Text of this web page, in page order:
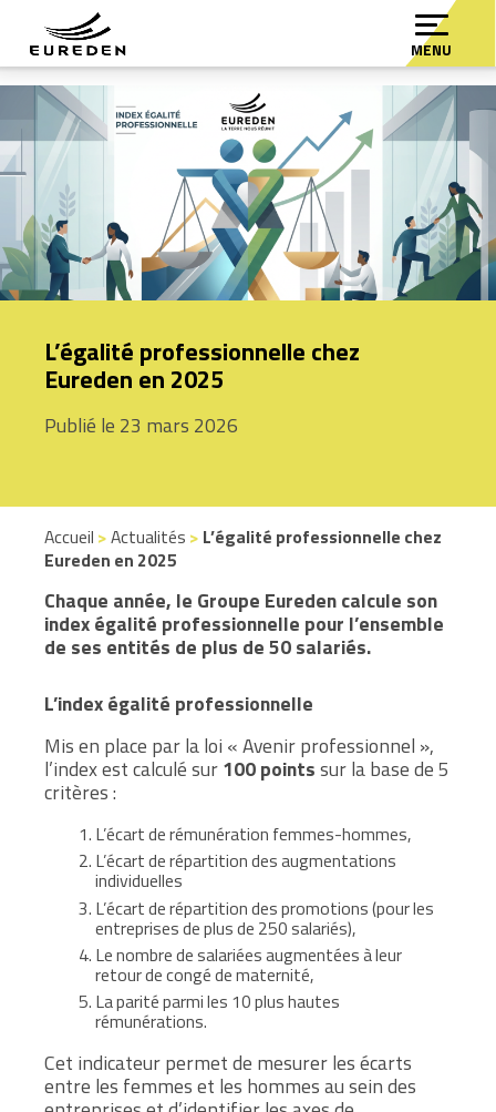
MENU
L’égalité professionnelle chez
Eureden en 2025
Publié le 23 mars 2026
Accueil >Actualités > L’égalité professionnelle chez
Eureden en 2025
Chaque année, le Groupe Eureden calcule son
index égalité professionnelle pour l’ensemble
de ses entités de plus de 50 salariés.
L’index égalité professionnelle
Mis en place par la loi « Avenir professionnel »,
l’index est calculé sur100 pointssur la base de 5
critères :
L’écart de rémunération femmes-hommes,
L’écart de répartition des augmentations
individuelles
L’écart de répartition des promotions (pour les
entreprises de plus de 250 salariés),
Le nombre de salariées augmentées à leur
retour de congé de maternité,
La parité parmi les 10 plus hautes
rémunérations.
Cet indicateur permet de mesurer les écarts
entre les femmes et les hommes au sein des